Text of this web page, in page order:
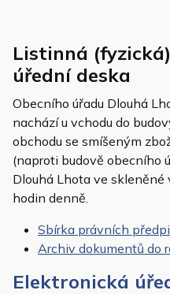
Listinná (fyzická)
úřední deska
Obecního úřadu Dlouhá
nachází u vchodu do
obchodu se smíšeným
(naproti budově obecního
Dlouhá Lhota ve
hodin denně.
Sbírka právních
Archiv dokumentů do
Elektronická